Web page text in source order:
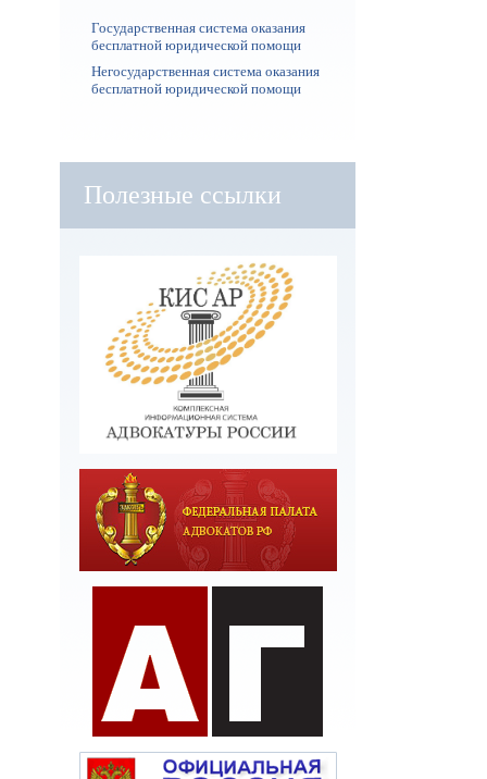
Государственная система оказания
бесплатной юридической помощи
Негосударственная система оказания
бесплатной юридической помощи
Полезные ссылки